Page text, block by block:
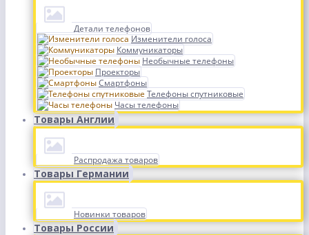
Детали телефонов
Изменители голоса
Коммуникаторы
Необычные телефоны
Проекторы
Смартфоны
Телефоны спутниковые
Часы телефоны
Товары Англии
Распродажа товаров
Товары Германии
Новинки товаров
Товары России